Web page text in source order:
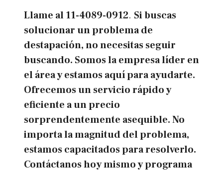
Llame al11-4089-0912. Si buscas
solucionar un problema de
destapación, no necesitas seguir
buscando. Somos la empresa líder en
el área y estamos aquí para ayudarte.
Ofrecemos un servicio rápido y
eficiente a un precio
sorprendentemente asequible. No
importa la magnitud del problema,
estamos capacitados para resolverlo.
Contáctanos hoy mismo y programa